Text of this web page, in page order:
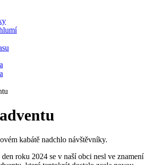
kabátě nadchlo návštěvníky.
roku 2024 se v naší obci nesl ve znamení